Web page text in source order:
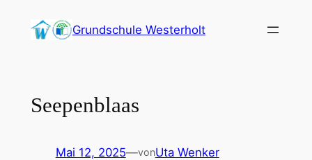
Inhalt
Grundschule Westerholt
Seepenblaas
Mai 12, 2025—vonUta Wenker